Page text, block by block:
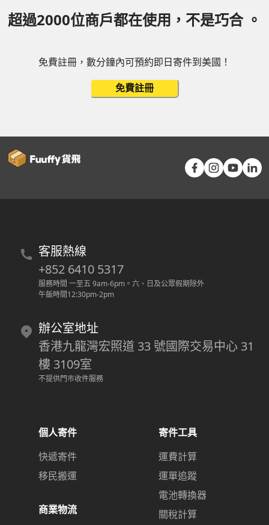
超過2000位商戶都在使用，不是巧合 。
免費註冊，數分鐘內可預約即日寄件到美國！
免費註冊
客服熱線
+852 6410 5317
服務時間 一至五 9am-6pm 。 六、日及公眾假期除外
午飯時間12:30pm-2pm
辦公室地址
香港九龍灣宏照道 33 號國際交易中心 31
樓 3109室
不提供門市收件服務
個人寄件
快遞寄件
移民搬運
商業物流
寄件工具
運費計算
運單追蹤
電池轉換器
關稅計算